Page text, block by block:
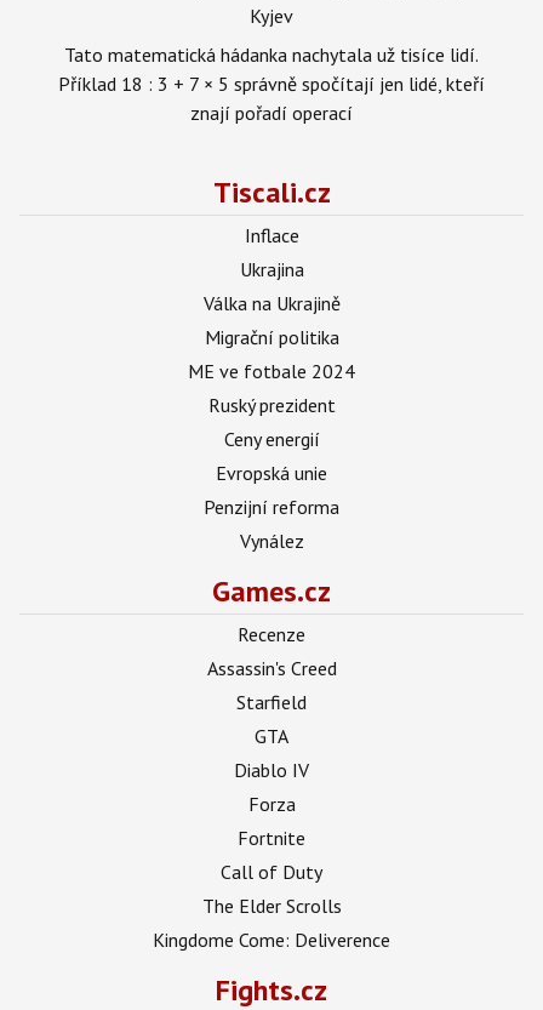
Kyjev
Tato matematická hádanka nachytala už tisíce lidí.
Příklad 18 : 3 + 7 × 5 správně spočítají jen lidé, kteří
znají pořadí operací
Tiscali.cz
Inflace
Ukrajina
Válka na Ukrajině
Migrační politika
ME ve fotbale 2024
Ruský prezident
Ceny energií
Evropská unie
Penzijní reforma
Vynález
Games.cz
Recenze
Assassin's Creed
Starfield
GTA
Diablo IV
Forza
Fortnite
Call of Duty
The Elder Scrolls
Kingdome Come: Deliverence
Fights.cz